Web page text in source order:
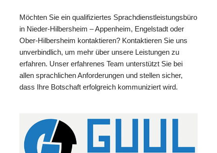
Möchten Sie ein qualifiziertes Sprachdienstleistungsbüro
in Nieder-Hilbersheim – Appenheim, Engelstadt oder
Ober-Hilbersheim kontaktieren? Kontaktieren Sie uns
unverbindlich, um mehr über unsere Leistungen zu
erfahren. Unser erfahrenes Team unterstützt Sie bei
allen sprachlichen Anforderungen und stellen sicher,
dass Ihre Botschaft erfolgreich kommuniziert wird.